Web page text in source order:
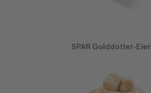
SPAR Golddotter-Eier